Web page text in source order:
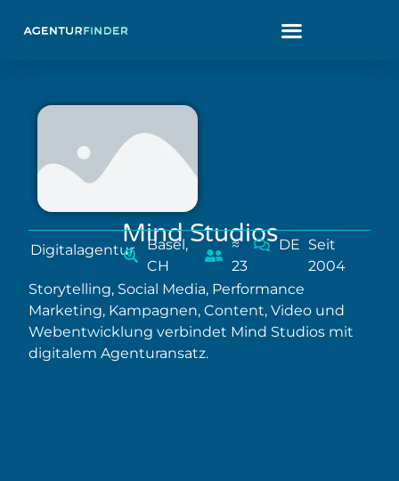
Mind Studios
Digitalagentur
Basel,
CH
≈
23
DE Seit
2004
Storytelling, Social Media, Performance
Marketing, Kampagnen, Content, Video und
Webentwicklung verbindet Mind Studios mit
digitalem Agenturansatz.